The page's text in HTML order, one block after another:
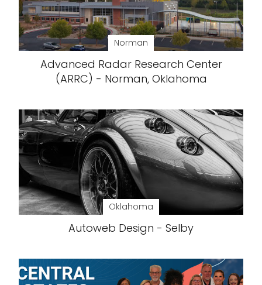
Norman
Advanced Radar Research Center
(ARRC) - Norman, Oklahoma
Oklahoma
Autoweb Design - Selby